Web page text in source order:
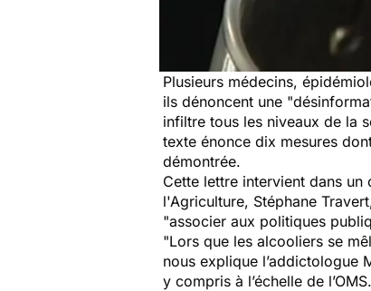
Plusieurs médecins,
ils dénoncent une
infiltre tous les niveaux de la
texte énonce dix mesures
démontrée.
Cette lettre intervient dans
l'Agriculture, Stéphane
"associer aux politiques
"Lors que les alcooliers se
nous explique l’addictologue
y compris à l’échelle de